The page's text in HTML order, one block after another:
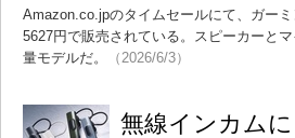
Amazon.co.jpのタイムセールにて、ガー
5627円で販売されている。スピーカーと
量モデルだ。
（2026/6/3）
無線インカム